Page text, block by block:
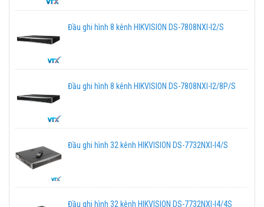
Đầu ghi hình 8 kênh HIKVISION DS-7808NXI-I2/S
Đầu ghi hình 8 kênh HIKVISION DS-7808NXI-I2/8P/S
Đầu ghi hình 32 kênh HIKVISION DS-7732NXI-I4/S
Đầu ghi hình 32 kênh HIKVISION DS-7732NXI-I4/4S